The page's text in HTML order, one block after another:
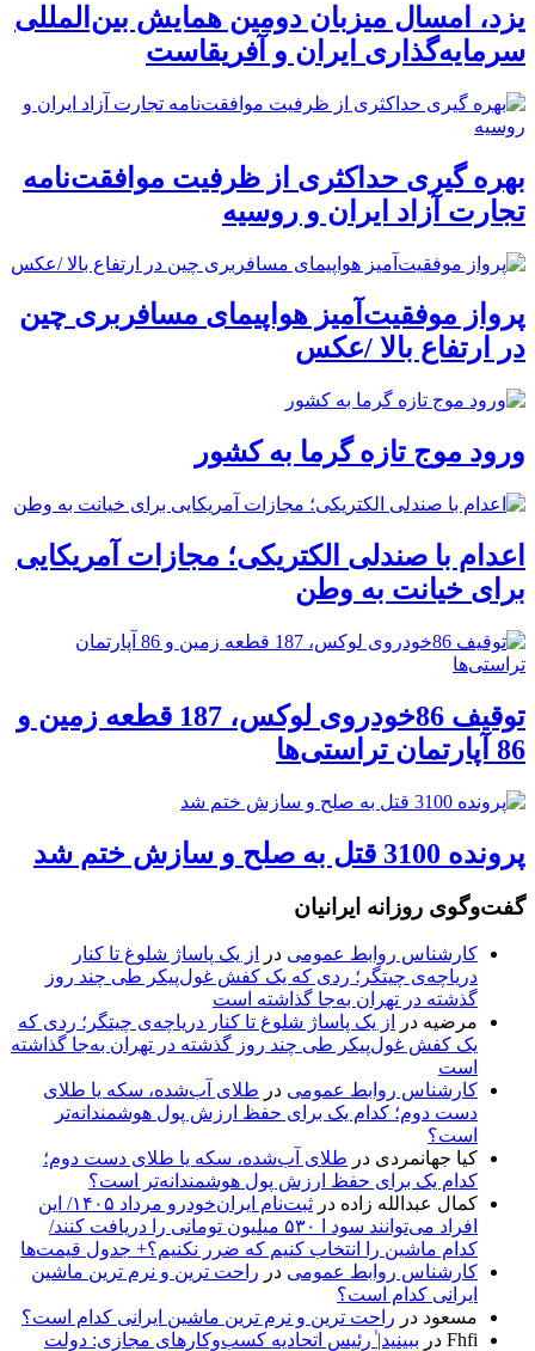
یزد، امسال میزبان دومین همایش بین‌المللی
سرمایه‌گذاری ایران و آفریقاست
بهره گیری حداکثری از ظرفیت موافقت‌نامه
تجارت آزاد ایران و روسیه
پرواز موفقیت‌آمیز هواپیمای مسافربری چین
در ارتفاع بالا /عکس
ورود موج تازه گرما به کشور
اعدام با صندلی الکتریکی؛ مجازات آمریکایی
برای خیانت به وطن
توقیف 86خودروی لوکس، 187 قطعه زمین و
86 آپارتمان تراستی‌ها
پرونده 3100 قتل به صلح و سازش ختم شد
گفت‌وگوی روزانه ایرانیان
کارشناس روابط عمومی در
از یک پاساژ شلوغ تا کنار
دریاچه‌ی چیتگر؛ ردی که یک کفش غول‌پیکر طی چند روز
گذشته در تهران به‌جا گذاشته است
مرضیه در
از یک پاساژ شلوغ تا کنار دریاچه‌ی چیتگر؛ ردی که
یک کفش غول‌پیکر طی چند روز گذشته در تهران به‌جا گذاشته
است
کارشناس روابط عمومی در طلای آب‌شده، سکه یا طلای
دست دوم؛ کدام یک برای حفظ ارزش پول هوشمندانه‌تر
است؟
کیا جهانمردی در طلای آب‌شده، سکه یا طلای دست دوم؛
کدام یک برای حفظ ارزش پول هوشمندانه‌تر است؟
کمال عبدالله زاده در
ثبت‌نام ایران‌خودرو مرداد ۱۴۰۵/ این
افراد می‌توانند سود ا ۵۳۰ میلیون تومانی را دریافت کنند/
کدام ماشین را انتخاب کنیم که ضرر نکنیم؟+ جدول قیمت‌ها
کارشناس روابط عمومی در راحت ترین و نرم ترین ماشین
ایرانی کدام است؟
مسعود در راحت ترین و نرم ترین ماشین ایرانی کدام است؟
Fhfi در ببینید| ٰرئیس اتحادیه کسب‌وکارهای مجازی: دولت